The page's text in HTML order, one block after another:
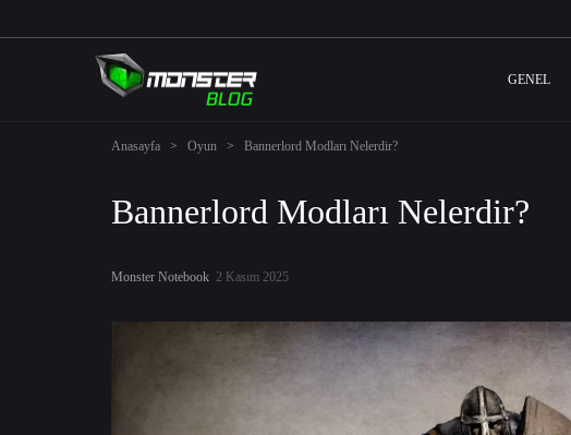
GENEL
Anasayfa > Oyun > Bannerlord Modları Nelerdir?
Bannerlord Modları Nelerdir?
Monster Notebook 2 Kasım 2025